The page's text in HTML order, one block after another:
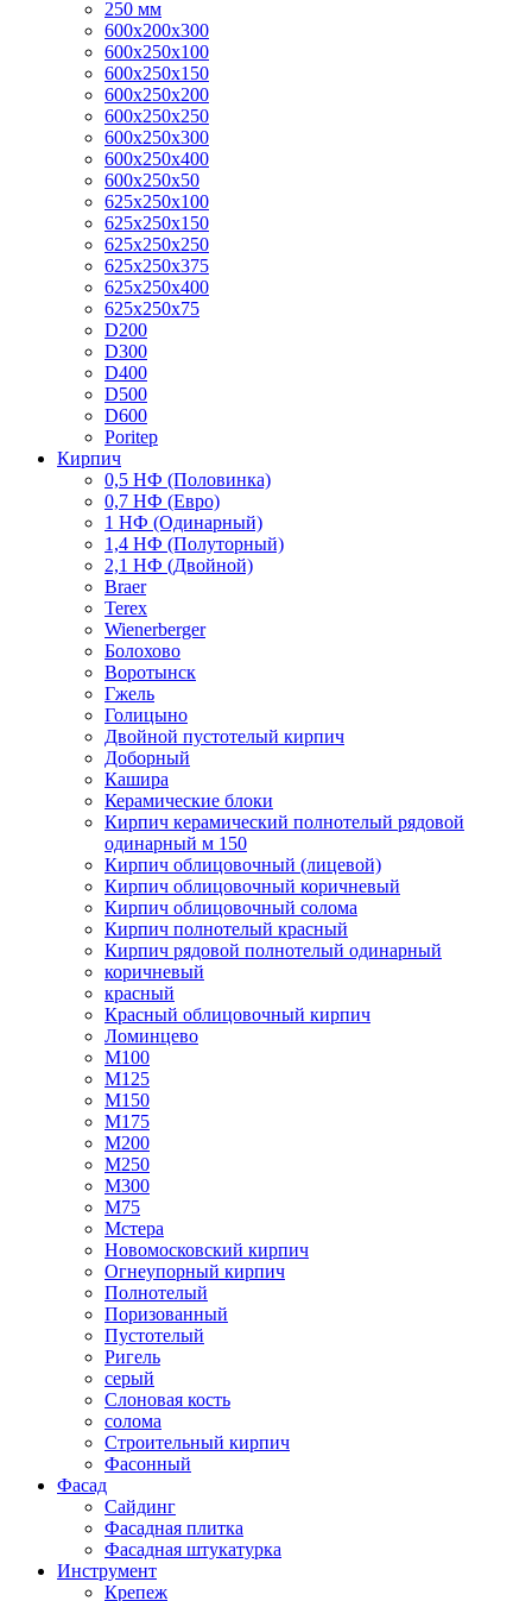
250 мм
600x200x300
600x250x100
600x250x150
600x250x200
600x250x250
600x250x300
600x250x400
600x250x50
625x250x100
625x250x150
625x250x250
625x250x375
625x250x400
625x250x75
D200
D300
D400
D500
D600
Poritep
Кирпич
0,5 НФ (Половинка)
0,7 НФ (Евро)
1 НФ (Одинарный)
1,4 НФ (Полуторный)
2,1 НФ (Двойной)
Braer
Terex
Wienerberger
Болохово
Воротынск
Гжель
Голицыно
Двойной пустотелый кирпич
Доборный
Кашира
Керамические блоки
Кирпич керамический полнотелый рядовой
одинарный м 150
Кирпич облицовочный (лицевой)
Кирпич облицовочный коричневый
Кирпич облицовочный солома
Кирпич полнотелый красный
Кирпич рядовой полнотелый одинарный
коричневый
красный
Красный облицовочный кирпич
Ломинцево
М100
М125
М150
М175
М200
М250
М300
М75
Мстера
Новомосковский кирпич
Огнеупорный кирпич
Полнотелый
Поризованный
Пустотелый
Ригель
серый
Слоновая кость
солома
Строительный кирпич
Фасонный
Фасад
Сайдинг
Фасадная плитка
Фасадная штукатурка
Инструмент
Крепеж